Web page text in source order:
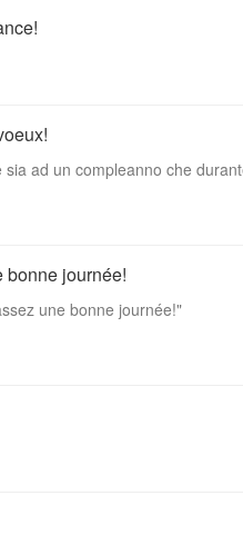
sia ad un compleanno che
bonne journée!
une bonne journée!"